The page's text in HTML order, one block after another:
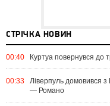
СТРІЧКА НОВИН
00:40 Куртуа повернувся до
00:33
Ліверпуль домовився
— Романо